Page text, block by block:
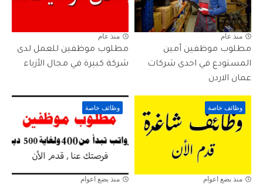
منذ عام
مطلوب موظفين أمين
المستودع في احدى شركات
عمان الاردن
منذ عام
مطلوب موظفين للعمل لدى
شركة كبيرة في مجال الأزياء
وظائف خاصة
منذ بضع اعوام
وظائف خاصة
منذ بضع اعوام